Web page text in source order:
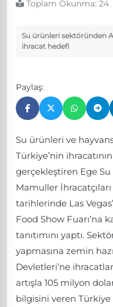
Toplam Okunma: 24
Su ürünleri sektöründen
ihracat hedefi
Paylaş:
Su ürünleri ve
Türkiye’nin
gerçekleştiren Ege
Mamuller
tarihlerinde Las
Food Show Fuarı’na
tanıtımını yaptı.
yapmasına zemin
Devletleri’ne
artışla 105 milyon
bilgisini veren